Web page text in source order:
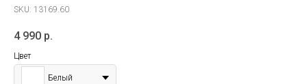
SKU: 13169.60
4 990 р.
Цвет
Белый